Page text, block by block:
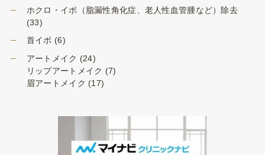
ホクロ・イボ（脂漏性角化症、老人性血管腫など）除去
(33)
首イボ (6)
アートメイク (24)
リップアートメイク (7)
眉アートメイク (17)